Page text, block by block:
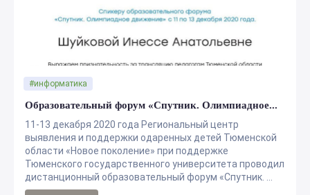
Образовательный форум «Спутник. Олимпиадное...
11-13 декабря 2020 года Региональный центр
выявления и поддержки одаренных детей Тюменской
области «Новое поколение» при поддержке
Тюменского государственного университета проводил
дистанционный образовательный форум «Спутник. ...
#информатика